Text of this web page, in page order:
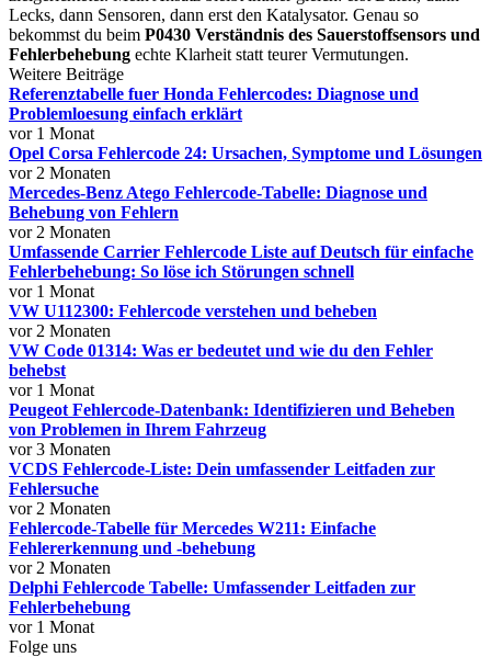
Lecks, dann Sensoren, dann erst den Katalysator. Genau so
bekommst du beim P0430 Verständnis des Sauerstoffsensors und
Fehlerbehebung echte Klarheit statt teurer Vermutungen.
Weitere Beiträge
Referenztabelle fuer Honda Fehlercodes: Diagnose und
Problemloesung einfach erklärt
vor 1 Monat
Opel Corsa Fehlercode 24: Ursachen, Symptome und Lösungen
vor 2 Monaten
Mercedes-Benz Atego Fehlercode-Tabelle: Diagnose und
Behebung von Fehlern
vor 2 Monaten
Umfassende Carrier Fehlercode Liste auf Deutsch für einfache
Fehlerbehebung: So löse ich Störungen schnell
vor 1 Monat
VW U112300: Fehlercode verstehen und beheben
vor 2 Monaten
VW Code 01314: Was er bedeutet und wie du den Fehler
behebst
vor 1 Monat
Peugeot Fehlercode-Datenbank: Identifizieren und Beheben
von Problemen in Ihrem Fahrzeug
vor 3 Monaten
VCDS Fehlercode-Liste: Dein umfassender Leitfaden zur
Fehlersuche
vor 2 Monaten
Fehlercode-Tabelle für Mercedes W211: Einfache
Fehlererkennung und -behebung
vor 2 Monaten
Delphi Fehlercode Tabelle: Umfassender Leitfaden zur
Fehlerbehebung
vor 1 Monat
Folge uns